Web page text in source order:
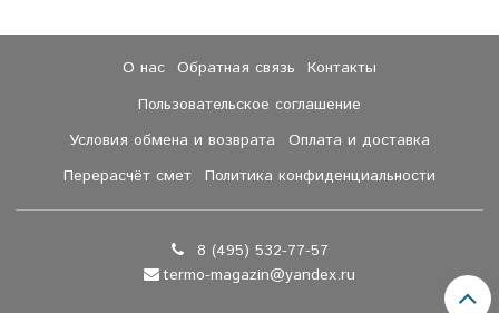
О нас Обратная связь
Контакты
Пользовательское соглашение
Условия обмена и возврата
Оплата и доставка
Перерасчёт смет Политика конфиденциальности
8 (495) 532-77-57
termo-magazin@yandex.ru